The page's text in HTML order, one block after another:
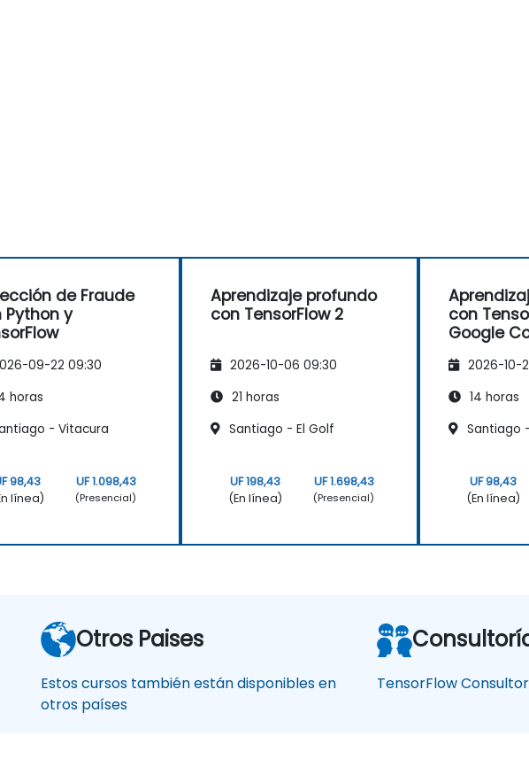
de Fraude
Python y
09-22 09:30
horas
- Vitacura
98,43
línea)
UF 1.098,43
(Presencial)
Aprendizaje profundo
con TensorFlow 2
2026-10-06 09:30
21 horas
Santiago - El Golf
UF 198,43
(En línea)
UF 1.698,43
(Presencial)
con
Google
2026-10-
14 horas
Santiago
UF 98,43
(En línea)
Otros Paises
Estos cursos también están disponibles en
otros países
TensorFlow